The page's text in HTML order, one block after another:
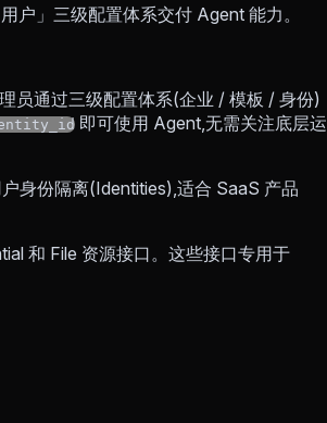
户」三级配置体系交付 Agent 能力。
员通过三级配置体系(企业 / 模板 / 身份)
即可使用 Agent,无需关注底层运
身份隔离(Identities),适合 SaaS 产品
和 File 资源接口。这些接口专用于